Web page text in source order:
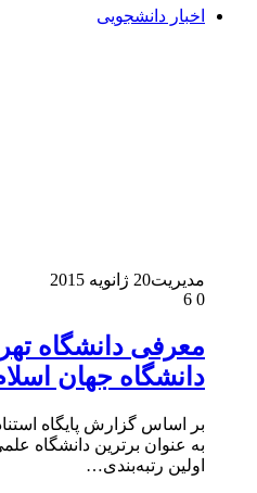
اخبار دانشجویی
مدیریت20 ژانویه 2015
0
معرفی دانشگاه
دانشگاه جهان
بر اساس گزارش پایگاه
به عنوان برترین دانشگاه
اولین رتبه‌بندی…